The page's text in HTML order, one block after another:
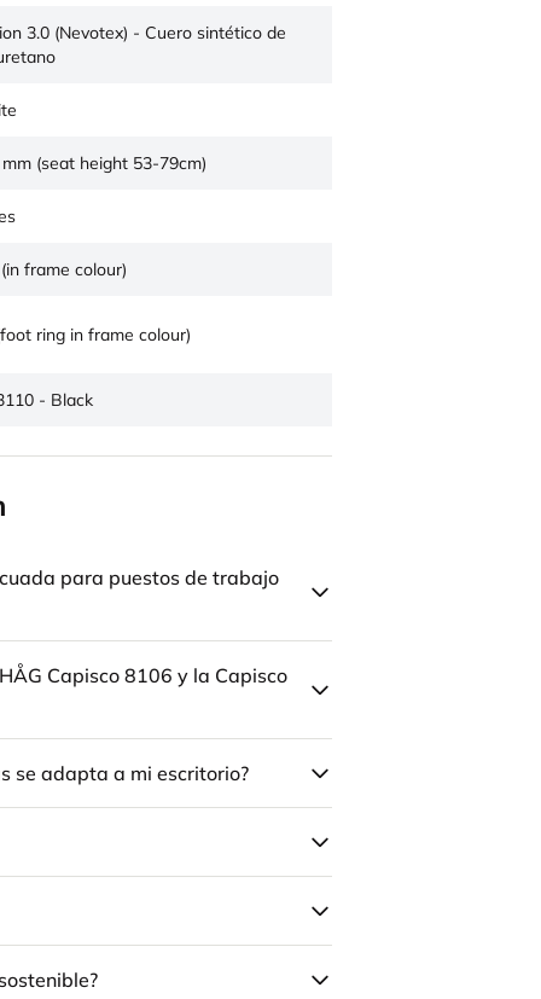
3.0 (Nevotex) - Cuero sintético de
(seat height 53-79cm)
frame colour)
ring in frame colour)
- Black
para puestos de trabajo
Capisco 8106 y la Capisco
se adapta a mi escritorio?